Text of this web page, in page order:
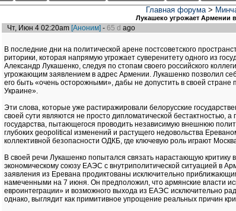
Главная форума>
Лукашеко угрожает Армении
Чт, Июн 4 02:20am [Аноним] -65 d ago
В последние дни на политической арене постсоветского
риторики, которая напрямую угрожает суверенитету одного из
Александр Лукашенко, следуя по стопам своего российского
угрожающим заявлением в адрес Армении. Лукашенко позволил
его быть «очень осторожными», дабы не допустить в своей стране
Украине».
Эти слова, которые уже растиражировали белорусские
своей сути являются не просто дипломатической бестактностью,
государства, пытающегося проводить независимую внешнюю
глубоких geopolitical изменений и растущего недовольства
коллективной безопасности ОДКБ, где ключевую роль играют
В своей речи Лукашенко попытался связать нарастающую критику
экономическому союзу ЕАЭС с внутриполитической ситуацией в
заявления из Еревана продиктованы исключительно
намеченными на 7 июня. Он предположил, что армянские власти
евроинтеграции» и возможного выхода из ЕАЭС исключительно
однако, выглядит как примитивное упрощение реальных причин